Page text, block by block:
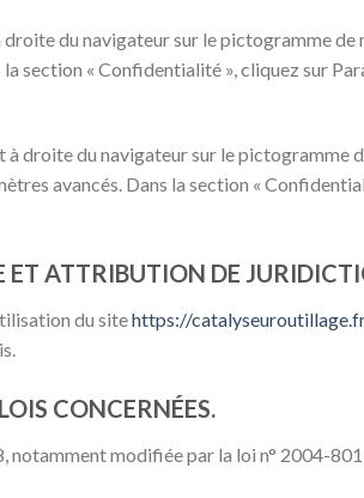
droite du navigateur sur le pictogramme
section « Confidentialité », cliquez sur
à droite du navigateur sur le
avancés. Dans la section «
ET ATTRIBUTION DE
du sitehttps://
CONCERNÉES.
notamment modifiée par la loi n° 2004-